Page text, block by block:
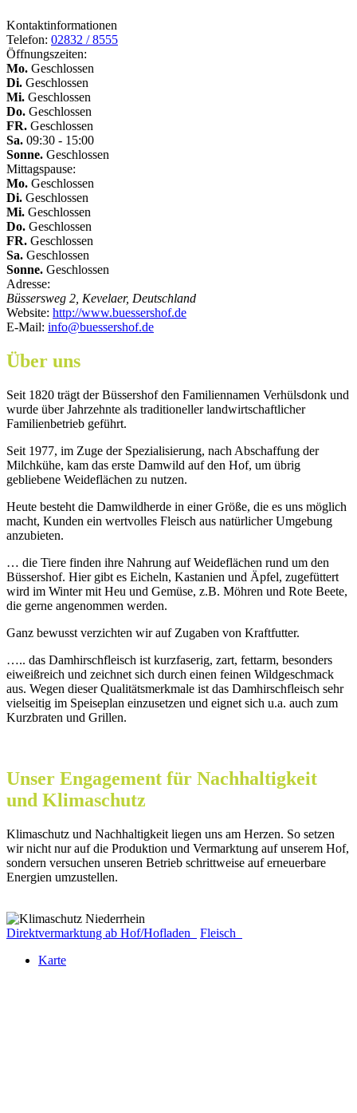
Kontaktinformationen
Telefon: 02832 / 8555
Öffnungszeiten:
Mo. Geschlossen
Di. Geschlossen
Mi. Geschlossen
Do. Geschlossen
FR. Geschlossen
Sa. 09:30 - 15:00
Sonne. Geschlossen
Mittagspause:
Mo. Geschlossen
Di. Geschlossen
Mi. Geschlossen
Do. Geschlossen
FR. Geschlossen
Sa. Geschlossen
Sonne. Geschlossen
Adresse:
Büssersweg 2, Kevelaer, Deutschland
Website: http://www.buessershof.de
E-Mail: info@buessershof.de
Über uns
Seit 1820 trägt der Büssershof den Familiennamen Verhülsdonk und
wurde über Jahrzehnte als traditioneller landwirtschaftlicher
Familienbetrieb geführt.
Seit 1977, im Zuge der Spezialisierung, nach Abschaffung der
Milchkühe, kam das erste Damwild auf den Hof, um übrig
gebliebene Weideflächen zu nutzen.
Heute besteht die Damwildherde in einer Größe, die es uns möglich
macht, Kunden ein wertvolles Fleisch aus natürlicher Umgebung
anzubieten.
… die Tiere finden ihre Nahrung auf Weideflächen rund um den
Büssershof. Hier gibt es Eicheln, Kastanien und Äpfel, zugefüttert
wird im Winter mit Heu und Gemüse, z.B. Möhren und Rote Beete,
die gerne angenommen werden.
Ganz bewusst verzichten wir auf Zugaben von Kraftfutter.
….. das Damhirschfleisch ist kurzfaserig, zart, fettarm, besonders
eiweißreich und zeichnet sich durch einen feinen Wildgeschmack
aus. Wegen dieser Qualitätsmerkmale ist das Damhirschfleisch sehr
vielseitig im Speiseplan einzusetzen und eignet sich u.a. auch zum
Kurzbraten und Grillen.
Unser Engagement für Nachhaltigkeit
und Klimaschutz
Klimaschutz und Nachhaltigkeit liegen uns am Herzen. So setzen
wir nicht nur auf die Produktion und Vermarktung auf unserem Hof,
sondern versuchen unseren Betrieb schrittweise auf erneuerbare
Energien umzustellen.
Direktvermarktung ab Hof/Hofladen
Fleisch
Karte